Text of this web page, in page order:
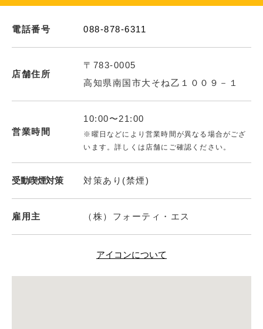
電話番号 088-878-6311
店舗住所
〒783-0005
高知県南国市大そね乙１００９－１
営業時間
10:00〜21:00
※曜日などにより営業時間が異なる場合がござ
います。詳しくは店舗にご確認ください。
受動喫煙対策 対策あり(禁煙)
雇用主 （株）フォーティ・エス
アイコンについて